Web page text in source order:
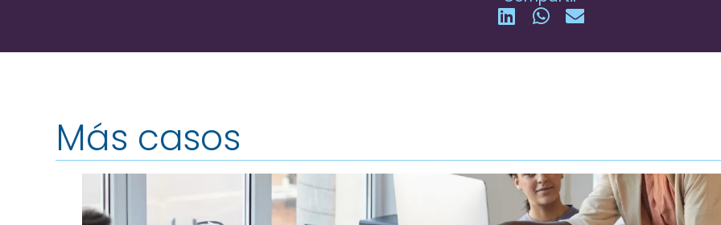
Más casos